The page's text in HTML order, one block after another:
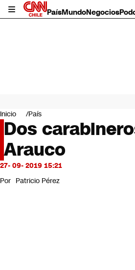
PaísMundoNegocios
Mundo
Negocios
Deportes
Programas completos
Cultura
Servicios
Bits
CNN Data
Inicio País
Dos
Arauco
27- 09- 2019 15:21
Por Patricio Pérez